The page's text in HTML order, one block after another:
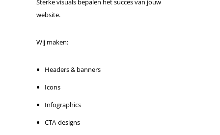
Sterke visuals bepalen het succes van jouw
website.
Wij maken:
Headers & banners
Icons
Infographics
CTA-designs